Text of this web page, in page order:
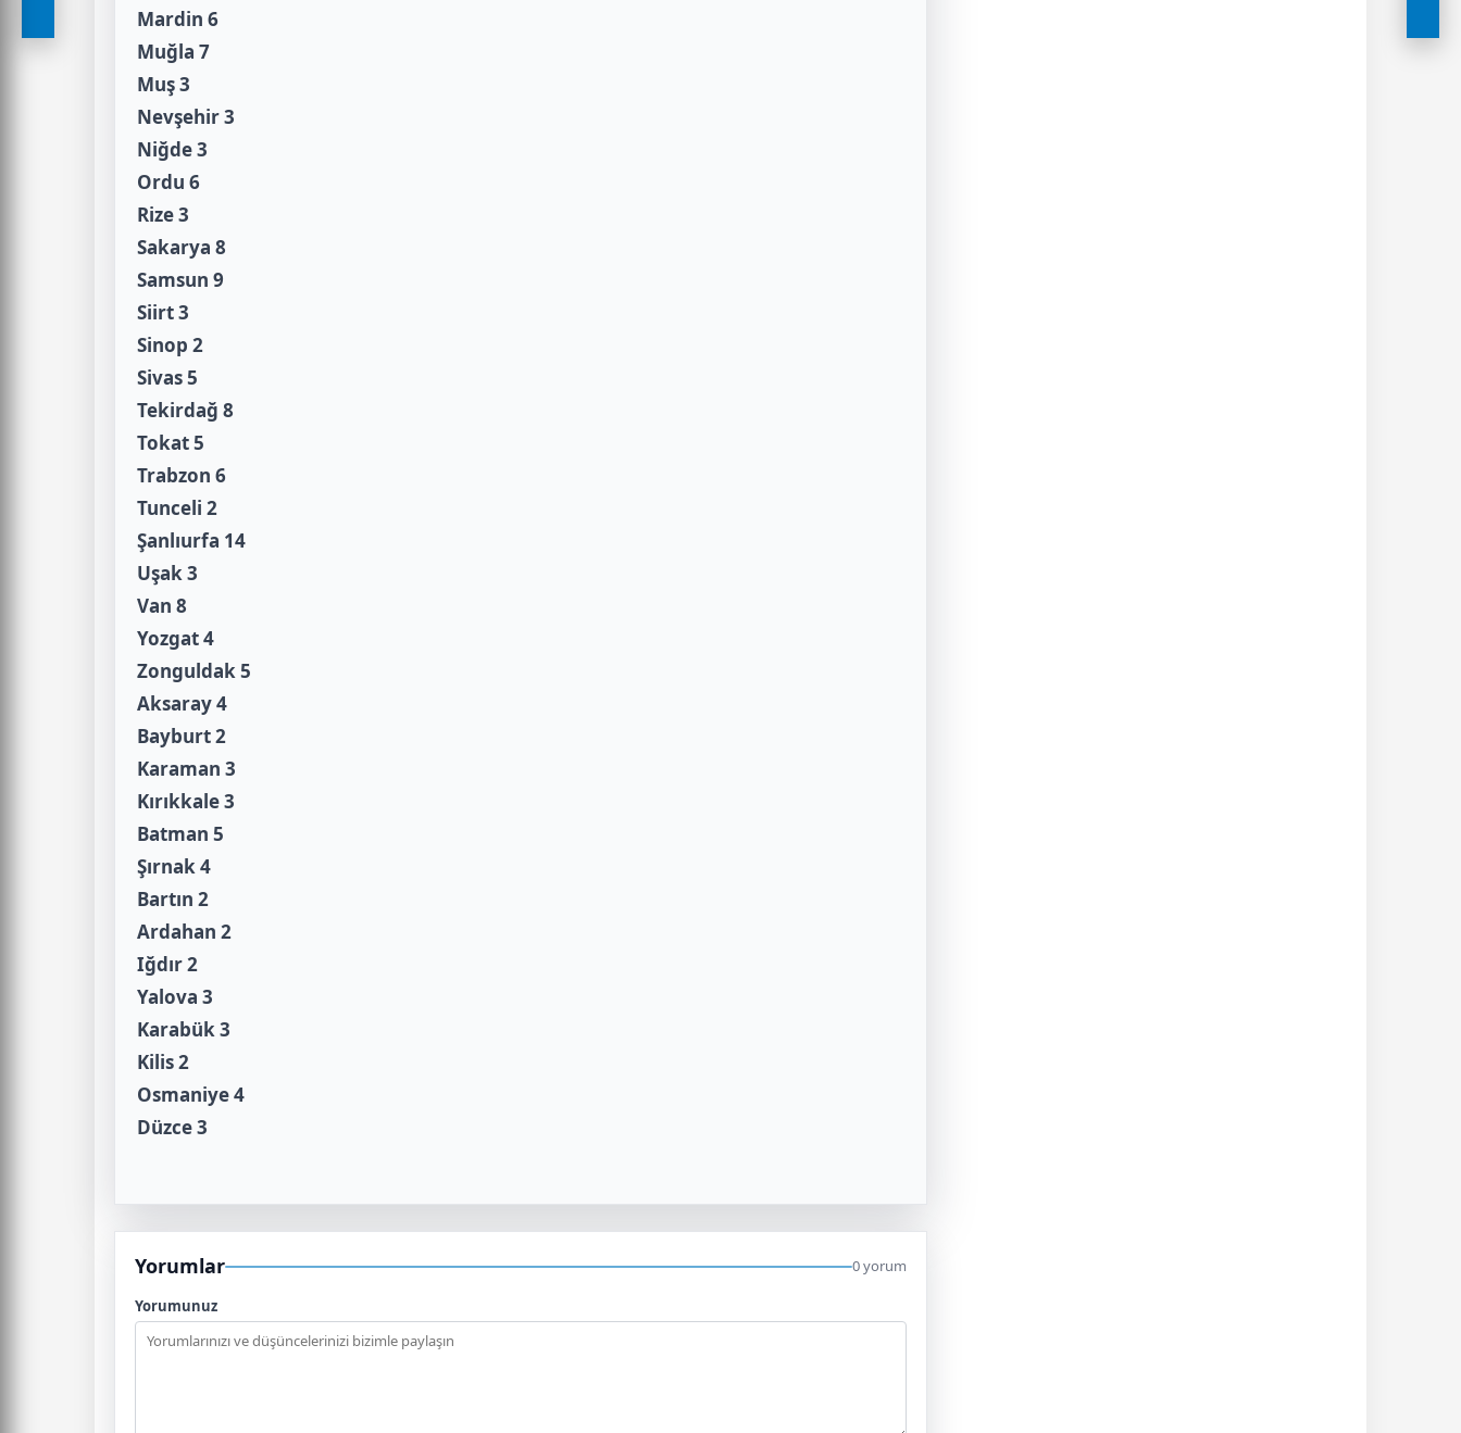
Mardin 6
Muğla 7
Muş 3
Nevşehir 3
Niğde 3
Ordu 6
Rize 3
Sakarya 8
Samsun 9
Siirt 3
Sinop 2
Sivas 5
Tekirdağ 8
Tokat 5
Trabzon 6
Tunceli 2
Şanlıurfa 14
Uşak 3
Van 8
Yozgat 4
Zonguldak 5
Aksaray 4
Bayburt 2
Karaman 3
Kırıkkale 3
Batman 5
Şırnak 4
Bartın 2
Ardahan 2
Iğdır 2
Yalova 3
Karabük 3
Kilis 2
Osmaniye 4
Düzce 3
Yorumlar 0 yorum
Yorumunuz